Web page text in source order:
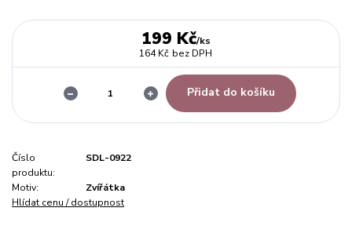
199 Kč/ks
164 Kč bez DPH
Přidat do košíku
Číslo
produktu:
SDL-0922
Motiv:
Zvířátka
Hlídat cenu / dostupnost